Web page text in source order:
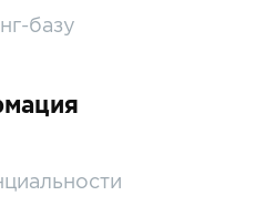
базу